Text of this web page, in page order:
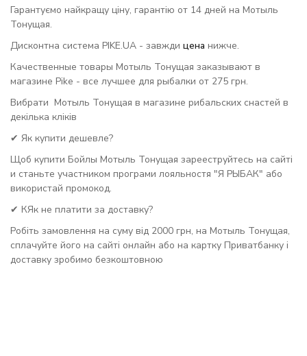
Гарантуємо найкращу ціну, гарантію от 14 дней на Мотыль
Тонущая.
Дисконтна система PIKE.UA - завжди цена нижче.
Качественные товары Мотыль Тонущая заказывают в
магазине Pike - все лучшее для рыбалки от 275 грн.
Вибрати Мотыль Тонущая в магазине рибальских снастей в
декілька кліків
✔ Як купити дешевле?
Щоб купити Бойлы Мотыль Тонущая зарееструйтесь на сайті
и станьте участником програми лояльностя "Я РЫБАК" або
використай промокод.
✔ КЯк не платити за доставку?
Робіть замовлення на суму від 2000 грн, на Мотыль Тонущая,
сплачуйте його на сайті онлайн або на картку Приватбанку і
доставку зробимо безкоштовною